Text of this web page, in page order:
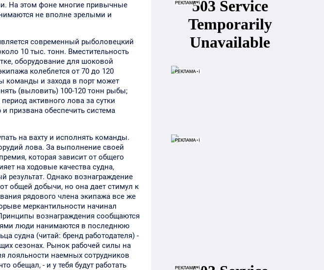
На этом фоне многие привычные
не вполне зрелыми и
современный рыболовецкий
10 тыс. тонн. Вместительность
оборудование для шоковой
колеблется от 70 до 120
команды и захода в порт может
(выловить) 100-120 тонн рыбы;
активного лова за сутки
призвана обеспечить система
на вахту и исполнять команды.
лова. За выполнение своей
которая зависит от общего
на ходовые качества судна,
результат. Однако вознаграждение
общей добычи, но она дает стимул к
рядового члена экипажа все же
меркантильности начинал
вознаграждения сообщаются
люди нанимаются в последнюю
судна (читай: бренд работодателя) -
сезонах. Рынок рабочей силы на
лояльности наемных сотрудников
обещал, - и у тебя будут работать